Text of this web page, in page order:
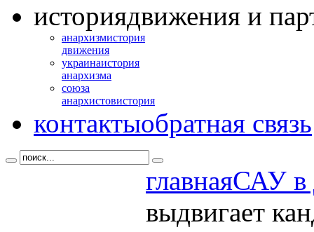
историядвижения и
анархизмистория
движения
украинаистория
анархизма
союза
анархистовистория
контактыобратная связь
главнаяСАУ в
выдвигает